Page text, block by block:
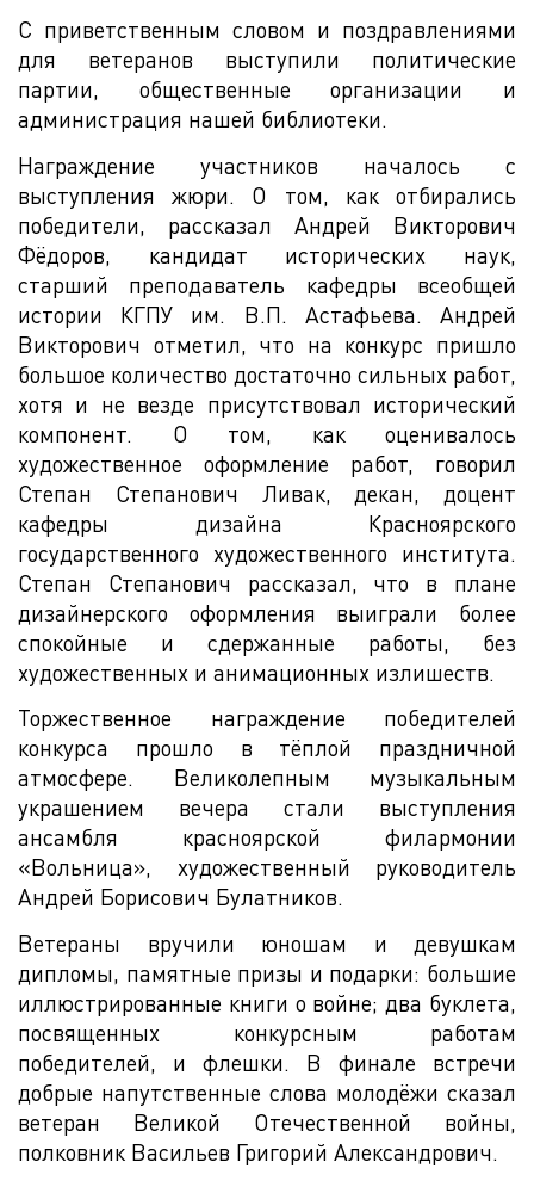
С приветственным словом и поздравлениями
для ветеранов выступили политические
партии, общественные организации и
администрация нашей библиотеки.
Награждение участников началось с
выступления жюри. О том, как отбирались
победители, рассказал Андрей Викторович
Фёдоров, кандидат исторических наук,
старший преподаватель кафедры всеобщей
истории КГПУ им. В.П. Астафьева. Андрей
Викторович отметил, что на конкурс пришло
большое количество достаточно сильных работ,
хотя и не везде присутствовал исторический
компонент. О том, как оценивалось
художественное оформление работ, говорил
Степан Степанович Ливак, декан, доцент
кафедры дизайна Красноярского
государственного художественного института.
Степан Степанович рассказал, что в плане
дизайнерского оформления выиграли более
спокойные и сдержанные работы, без
художественных и анимационных излишеств.
Торжественное награждение победителей
конкурса прошло в тёплой праздничной
атмосфере. Великолепным музыкальным
украшением вечера стали выступления
ансамбля красноярской филармонии
«Вольница», художественный руководитель
Андрей Борисович Булатников.
Ветераны вручили юношам и девушкам
дипломы, памятные призы и подарки: большие
иллюстрированные книги о войне; два буклета,
посвященных конкурсным работам
победителей, и флешки. В финале встречи
добрые напутственные слова молодёжи сказал
ветеран Великой Отечественной войны,
полковник Васильев Григорий Александрович.